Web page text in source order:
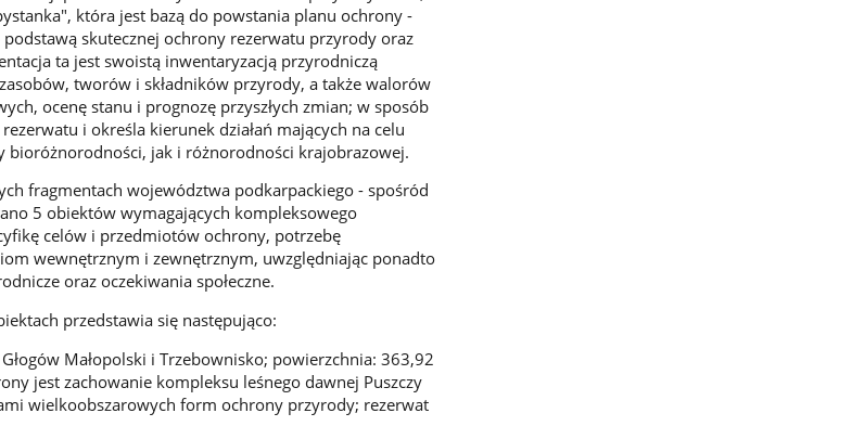
która jest bazą do powstania planu ochrony -
skutecznej ochrony rezerwatu przyrody oraz
ta jest swoistą inwentaryzacją przyrodniczą
tworów i składników przyrody, a także walorów
ocenę stanu i prognozę przyszłych zmian; w sposób
i określa kierunek działań mających na celu
bioróżnorodności, jak i różnorodności krajobrazowej.
fragmentach województwa podkarpackiego - spośród
5 obiektów wymagających kompleksowego
celów i przedmiotów ochrony, potrzebę
wewnętrznym i zewnętrznym, uwzględniając ponadto
oraz oczekiwania społeczne.
przedstawia się następująco:
Małopolski i Trzebownisko; powierzchnia: 363,92
jest zachowanie kompleksu leśnego dawnej Puszczy
wielkoobszarowych form ochrony przyrody; rezerwat